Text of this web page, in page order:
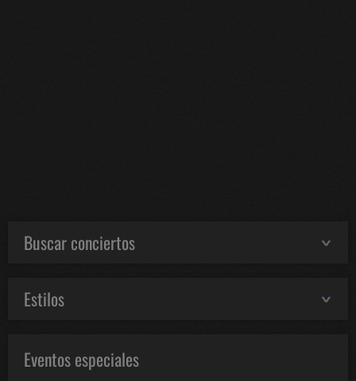
Buscar conciertos
Estilos
Eventos especiales